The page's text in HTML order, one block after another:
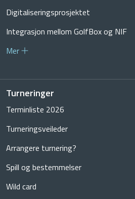
Digitaliseringsprosjektet
Integrasjon mellom GolfBox og NIF
Mer
Turneringer
Terminliste 2026
Turneringsveileder
Arrangere turnering?
Spill og bestemmelser
Wild card